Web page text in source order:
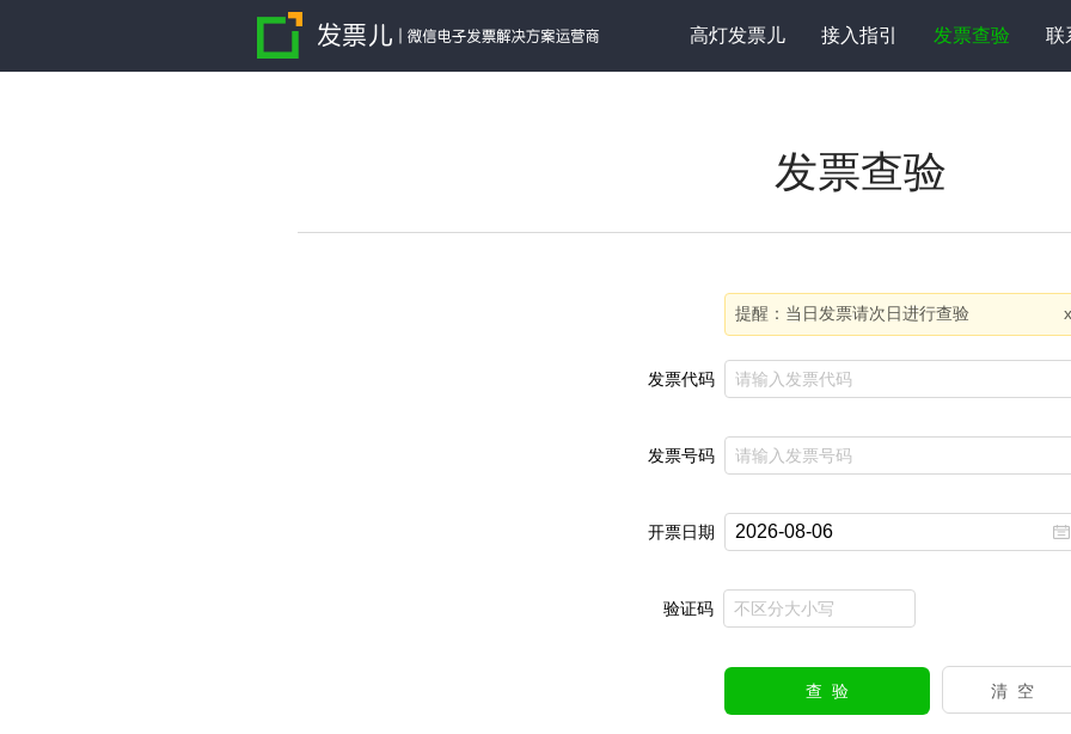
高灯发票儿 接入指引 发票查验 联
发票查验
提醒：当日发票请次日进行查验 x
发票代码
发票号码
开票日期
验证码
查 验 清 空